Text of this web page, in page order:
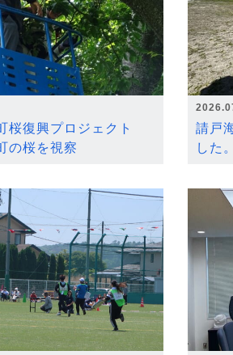
桜復興プロジェクト
の桜を視察
請戸
した。